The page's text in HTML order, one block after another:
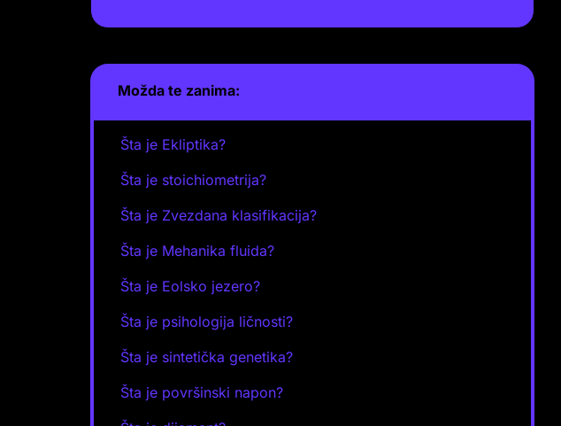
Možda te zanima:
Šta je Ekliptika?
Šta je stoichiometrija?
Šta je Zvezdana klasifikacija?
Šta je Mehanika fluida?
Šta je Eolsko jezero?
Šta je psihologija ličnosti?
Šta je sintetička genetika?
Šta je površinski napon?